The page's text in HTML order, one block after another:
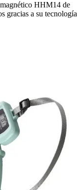
HHM14 de
gracias a su tecnología